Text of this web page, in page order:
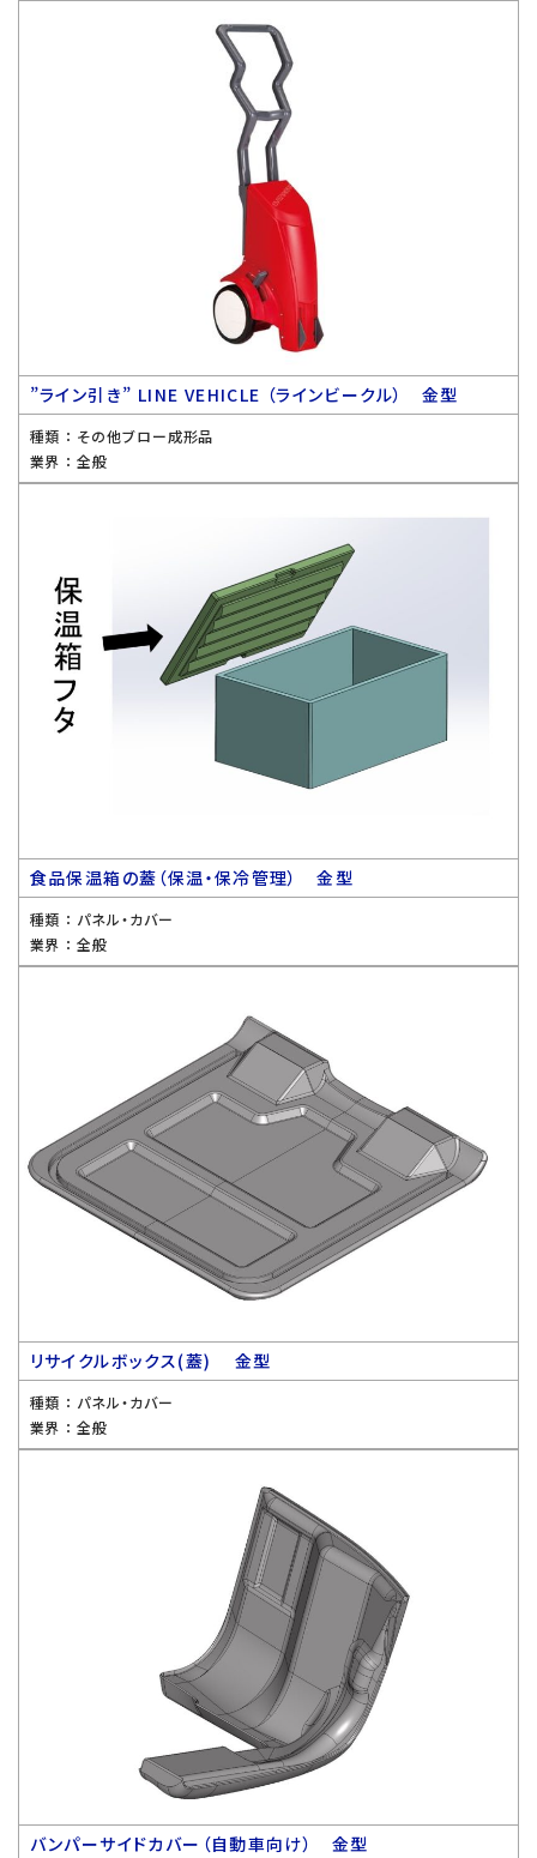
”ライン引き” LINE VEHICLE （ラインビークル） 金型
種類 ： その他ブロー成形品
業界 ： 全般
食品保温箱の蓋（保温・保冷管理） 金型
種類 ： パネル・カバー
業界 ： 全般
リサイクルボックス(蓋) 金型
種類 ： パネル・カバー
業界 ： 全般
バンパーサイドカバー（自動車向け） 金型